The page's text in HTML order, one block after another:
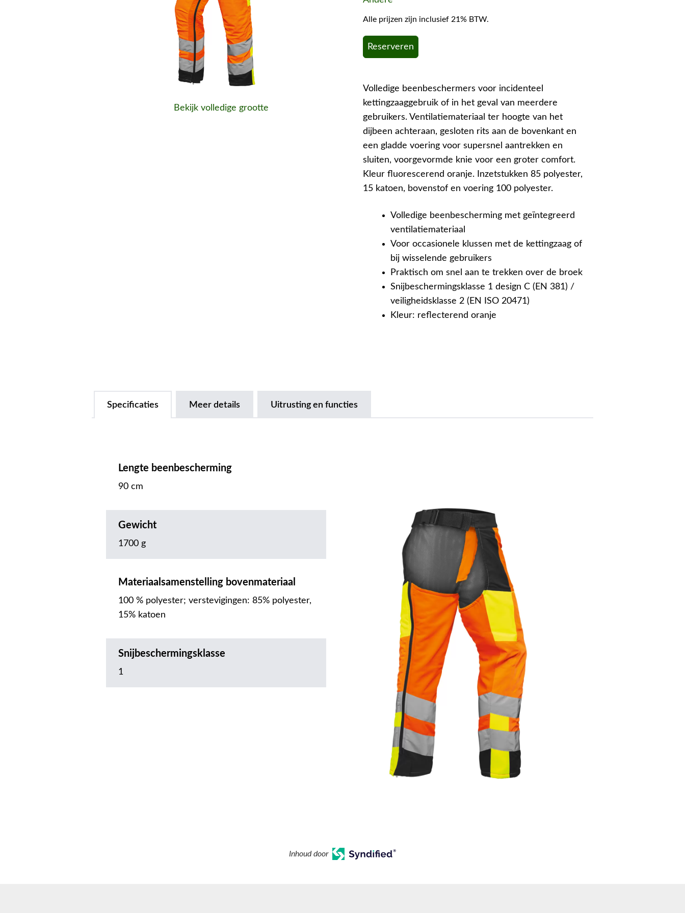
Bekijk volledige grootte
Alle prijzen zijn inclusief 21% BTW.
Reserveren
Volledige beenbeschermers voor incidenteel
kettingzaaggebruik of in het geval van meerdere
gebruikers. Ventilatiemateriaal ter hoogte van het
dijbeen achteraan, gesloten rits aan de bovenkant en
een gladde voering voor supersnel aantrekken en
sluiten, voorgevormde knie voor een groter comfort.
Kleur fluorescerend oranje. Inzetstukken 85 polyester,
15 katoen, bovenstof en voering 100 polyester.
Volledige beenbescherming met geïntegreerd
ventilatiemateriaal
Voor occasionele klussen met de kettingzaag of
bij wisselende gebruikers
Praktisch om snel aan te trekken over de broek
Snijbeschermingsklasse 1 design C (EN 381) /
veiligheidsklasse 2 (EN ISO 20471)
Kleur: reflecterend oranje
Specificaties Meer details Uitrusting en functies
Lengte beenbescherming
90 cm
Gewicht
1700 g
Materiaalsamenstelling bovenmateriaal
100 % polyester; verstevigingen: 85% polyester,
15% katoen
Snijbeschermingsklasse
1
Inhoud door